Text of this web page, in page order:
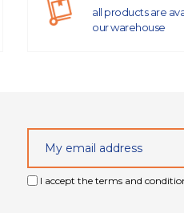
all products are
our warehouse
I accept the terms and